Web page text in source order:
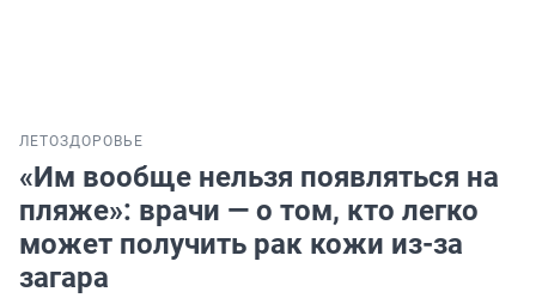
ЛЕТОЗДОРОВЬЕ
«Им вообще нельзя появляться на
пляже»: врачи — о том, кто легко
может получить рак кожи из-за
загара